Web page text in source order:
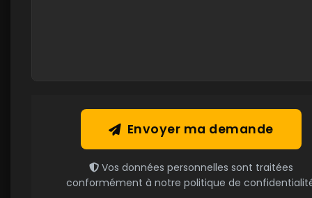
Envoyer ma demande
Vos données personnelles sont traitées
conformément à notre politique de